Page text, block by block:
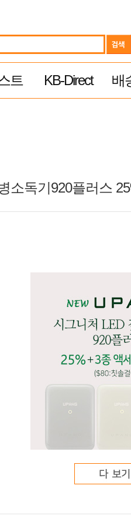
트 KB-Direct 배
소독기920플러스